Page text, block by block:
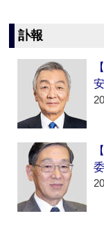
訃報